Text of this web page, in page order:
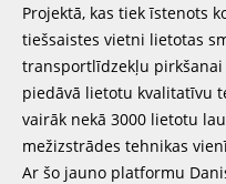
Projektā, kas tiek īstenots
tiešsaistes vietni lietotas
transportlīdzekļu
piedāvā lietotu kvalitatīvu
vairāk nekā 3000 lietotu
mežizstrādes tehnikas
Ar šo jauno platformu